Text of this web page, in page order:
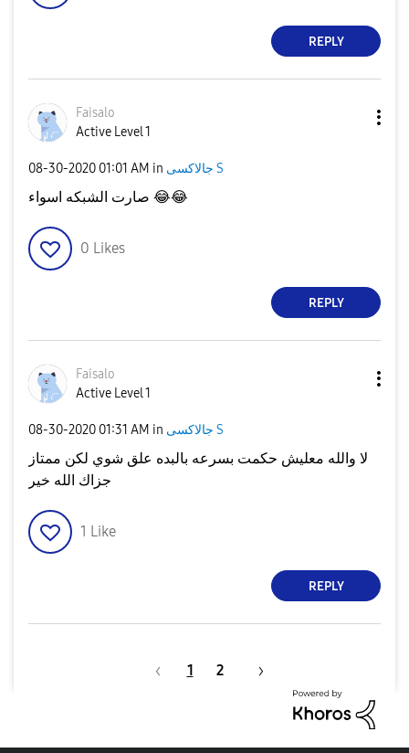
REPLY
Faisalo
Active Level 1
‎08-30-2020 01:01 AM in جالاكسى S
😂😂
0 Likes
REPLY
Faisalo
Active Level 1
‎08-30-2020 01:31 AM in جالاكسى S
لا والله معليش حكمت بسرعه بالبده علق شوي لكن ممتاز
جزاك الله خير
1 Like
REPLY
1 2